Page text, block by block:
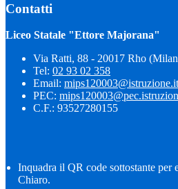
Contatti
Liceo Statale "Ettore Majorana"
Via Ratti, 88 - 20017 Rho
Tel: 02 93 02 358
Email: mips120003@istruzione.it
PEC:
C.F.: 93527280155
Inquadra il QR code sottostante per
Chiaro.